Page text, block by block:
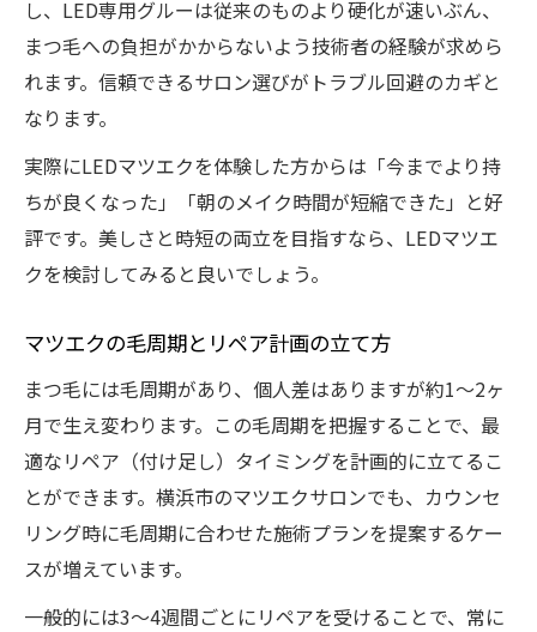
し、LED専用グルーは従来のものより硬化が速いぶん、
まつ毛への負担がかからないよう技術者の経験が求めら
れます。信頼できるサロン選びがトラブル回避のカギと
なります。
実際にLEDマツエクを体験した方からは「今までより持
ちが良くなった」「朝のメイク時間が短縮できた」と好
評です。美しさと時短の両立を目指すなら、LEDマツエ
クを検討してみると良いでしょう。
マツエクの毛周期とリペア計画の立て方
まつ毛には毛周期があり、個人差はありますが約1〜2ヶ
月で生え変わります。この毛周期を把握することで、最
適なリペア（付け足し）タイミングを計画的に立てるこ
とができます。横浜市のマツエクサロンでも、カウンセ
リング時に毛周期に合わせた施術プランを提案するケー
スが増えています。
一般的には3〜4週間ごとにリペアを受けることで、常に